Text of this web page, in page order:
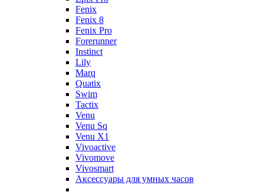
Fenix
Fenix 8
Fenix Pro
Forerunner
Instinct
Lily
Marq
Quatix
Swim
Tactix
Venu
Venu Sq
Venu X1
Vivoactive
Vivomove
Vivosmart
Аксессуары для умных часов